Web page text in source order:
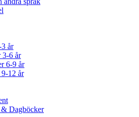
år
3-6 år
6-9 år
12 år
Dagböcker